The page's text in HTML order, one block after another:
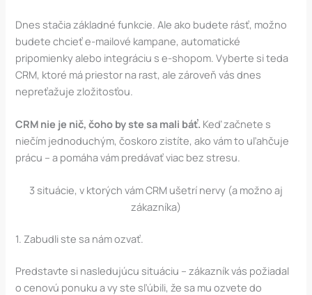
Dnes stačia základné funkcie. Ale ako budete rásť, možno
budete chcieť e-mailové kampane, automatické
pripomienky alebo integráciu s e-shopom. Vyberte si teda
CRM, ktoré má priestor na rast, ale zároveň vás dnes
nepreťažuje zložitosťou.
CRM nie je nič, čoho by ste sa mali báť. Keď začnete s
niečím jednoduchým, čoskoro zistíte, ako vám to uľahčuje
prácu – a pomáha vám predávať viac bez stresu.
3 situácie, v ktorých vám CRM ušetrí nervy (a možno aj
zákazníka)
1. Zabudli ste sa nám ozvať.
Predstavte si nasledujúcu situáciu – zákazník vás požiadal
o cenovú ponuku a vy ste sľúbili, že sa mu ozvete do